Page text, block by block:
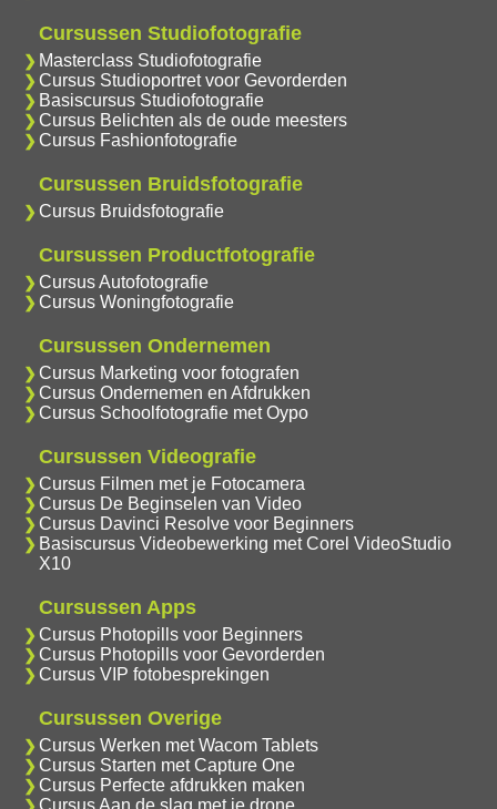
Cursussen Studiofotografie
Masterclass Studiofotografie
Cursus Studioportret voor Gevorderden
Basiscursus Studiofotografie
Cursus Belichten als de oude meesters
Cursus Fashionfotografie
Cursussen Bruidsfotografie
Cursus Bruidsfotografie
Cursussen Productfotografie
Cursus Autofotografie
Cursus Woningfotografie
Cursussen Ondernemen
Cursus Marketing voor fotografen
Cursus Ondernemen en Afdrukken
Cursus Schoolfotografie met Oypo
Cursussen Videografie
Cursus Filmen met je Fotocamera
Cursus De Beginselen van Video
Cursus Davinci Resolve voor Beginners
Basiscursus Videobewerking met Corel VideoStudio
X10
Cursussen Apps
Cursus Photopills voor Beginners
Cursus Photopills voor Gevorderden
Cursus VIP fotobesprekingen
Cursussen Overige
Cursus Werken met Wacom Tablets
Cursus Starten met Capture One
Cursus Perfecte afdrukken maken
Cursus Aan de slag met je drone